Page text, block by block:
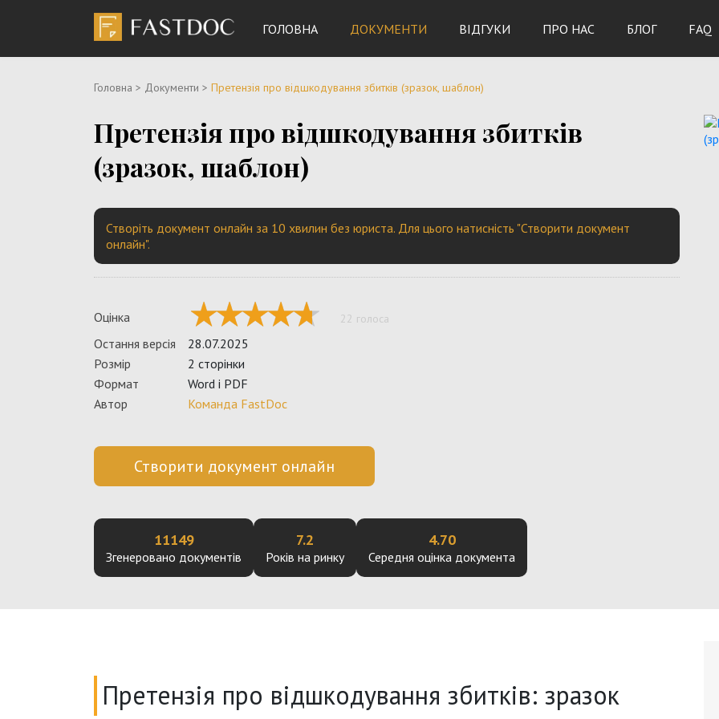
ГОЛОВНА ДОКУМЕНТИ ВІДГУКИ ПРО НАС БЛОГ FAQ
Головна > Документи > Претензія про відшкодування збитків (зразок, шаблон)
Претензія про відшкодування збитків
(зразок, шаблон)
Створіть документ онлайн за 10 хвилин без юриста. Для цього натисність "Створити документ
онлайн".
Оцінка 22 голоса
Остання версія
28.07.2025
Розмір
2 сторінки
Формат
Word і PDF
Автор
Команда FastDoc
Створити документ онлайн
11149
Згенеровано документів
7.2
Років на ринку
4.70
Середня оцінка документа
Претензія про відшкодування збитків: зразок